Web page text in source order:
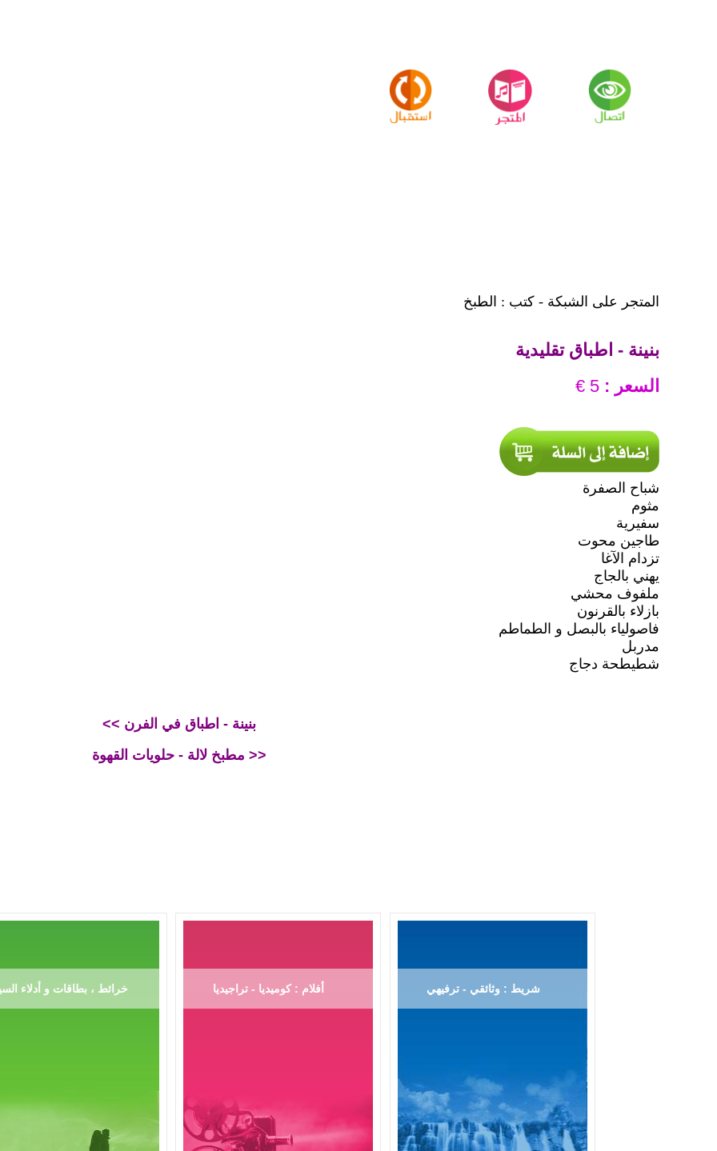
المتجر على الشبكة - كتب : الطبخ
بنينة - اطباق تقليدية
السعر :
شباح الصفرة
مثوم
سفيرية
طاجين محوت
تزدام الآغا
يهني بالجاج
ملفوف محشي
بازلاء بالقرنون
فاصولياء بالبصل و الطماطم
مدربل
شطيطحة دجاج
<< بنينة - اطباق في الفرن
مطبخ لالة - حلويات القهوة >>
خرائط ، بطاقات و أدلاء أفلام : كوميديا - تراجيديا شريط : وثائقي - ترفيهي